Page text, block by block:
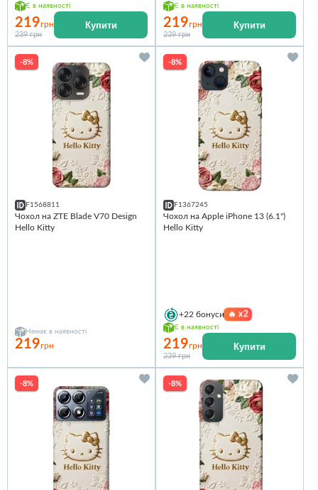
Є в наявності
219грн
239 грн
Купити
Є в наявності
219грн
239 грн
Купити
-8%
F1568811
Чохол на ZTE Blade V70 Design
Hello Kitty
Немає в наявності
219грн
-8%
F1367245
Чохол на Apple iPhone 13 (6.1")
Hello Kitty
+22 бонуси 🔥x2
Є в наявності
219грн
239 грн
Купити
-8% -8%